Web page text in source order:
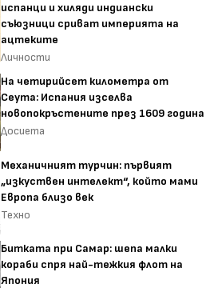
испанци и хиляди индиански
съюзници сриват империята на
ацтеките
Личности
На четирийсет километра от
Сеута: Испания изселва
новопокръстените през 1609 година
Досиета
Механичният турчин: първият
„изкуствен интелект“, който мами
Европа близо век
Техно
Битката при Самар: шепа малки
кораби спря най-тежкия флот на
Япония